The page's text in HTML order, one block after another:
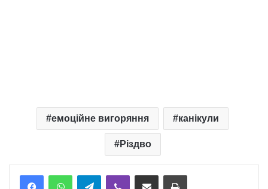
емоційне вигоряння канікули
Різдво
TelegramViber Надіслати електронною поштоюНадрукувати